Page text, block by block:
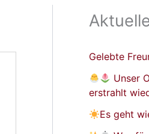
Gelebte
Unser
erstrahlt
Es geht